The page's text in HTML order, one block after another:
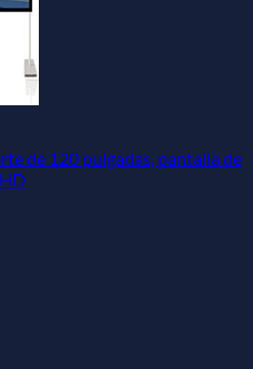
de 120 pulgadas, pantalla de